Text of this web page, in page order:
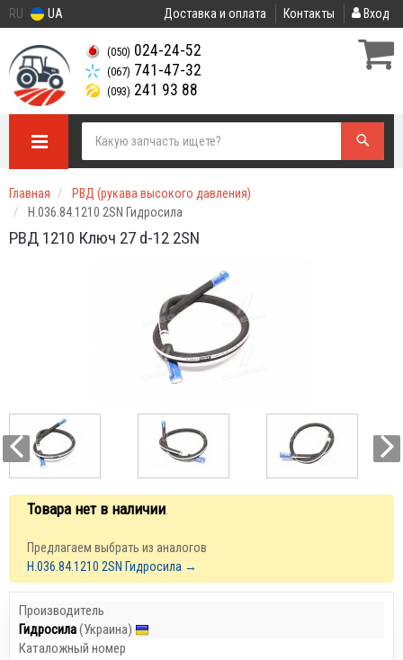
RU UA Доставка и оплата Контакты Вход
(050) 024-24-52
(067) 741-47-32
(093) 241 93 88
Главная
РВД (рукава высокого давления)
Н.036.84.1210 2SN Гидросила
РВД 1210 Ключ 27 d-12 2SN
Товара нет в наличии
Предлагаем выбрать из аналогов
Н.036.84.1210 2SN Гидросила →
Производитель
Гидросила(Украина)
Каталожный номер